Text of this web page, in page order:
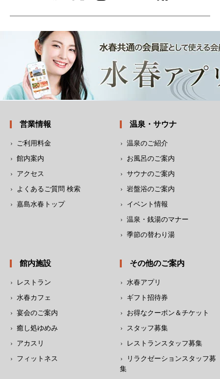
営業情報
ご利用料金
館内案内
アクセス
よくあるご質問 検索
嘉島水春トップ
温泉・サウナ
温泉のご紹介
お風呂のご案内
サウナのご案内
岩盤浴のご案内
イベント情報
温泉・銭湯のマナー
季節の替わり湯
館内施設
レストラン
水春カフェ
宴会のご案内
癒し処ゆめみ
アカスリ
フィットネス
その他のご案内
水春アプリ
ギフト招待券
お得なクーポン＆チケット
スタッフ募集
レストランスタッフ募集
リラクゼーションスタッフ募
集